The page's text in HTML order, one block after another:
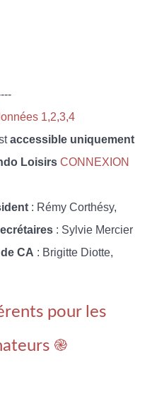
1,2,3,4
accessible uniquement
Loisirs CONNEXION
: Rémy Corthésy,
: Sylvie Mercier
CA : Brigitte Diotte,
pour les
֎